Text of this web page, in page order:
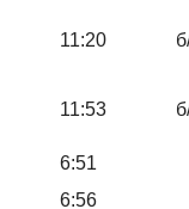
11:20
11:53
6:51
6:56